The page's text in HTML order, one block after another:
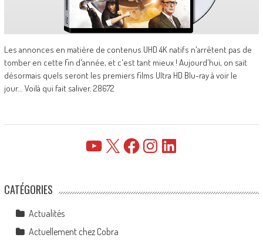
Les annonces en matière de contenus UHD 4K natifs n'arrêtent pas de
tomber en cette fin d'année, et c'est tant mieux ! Aujourd'hui, on sait
désormais quels seront les premiers films Ultra HD Blu-ray à voir le
jour... Voilà qui fait saliver. 28672
YouTube FacebookInstagramLinkedIn
CATÉGORIES
Actualités
Actuellement chez Cobra